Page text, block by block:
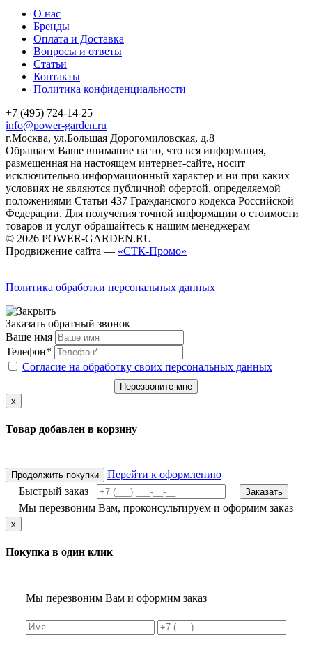
О нас
Бренды
Оплата и Доставка
Вопросы и ответы
Статьи
Контакты
Политика конфиденциальности
+7 (495) 724-14-25
info@power-garden.ru
г.Москва, ул.Большая Дорогомиловская, д.8
Обращаем Ваше внимание на то, что вся информация,
размещенная на настоящем интернет-сайте, носит
исключительно информационный характер и ни при каких
условиях не являются публичной офертой, определяемой
положениями Статьи 437 Гражданского кодекса Российской
Федерации. Для получения точной информации о стоимости
товаров и услуг обращайтесь к нашим менеджерам
© 2026 POWER-GARDEN.RU
Продвижение сайта — «СТК-Промо»
Политика обработки персональных данных
Заказать обратный звонок
Ваше имя
Телефон*
Согласие на обработку своих персональных данных
Перезвоните мне
x
Товар добавлен в корзину
Продолжить покупки
Перейти к оформлению
Быстрый заказ
Заказать
Мы перезвоним Вам, проконсультируем и оформим заказ
x
Покупка в один клик
Мы перезвоним Вам и оформим заказ